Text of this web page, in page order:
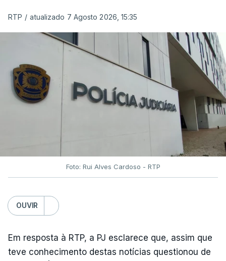
RTP / atualizado 7 Agosto 2026, 15:35
Foto: Rui Alves Cardoso - RTP
OUVIR
Em resposta à RTP, a PJ esclarece que, assim que
teve conhecimento destas notícias questionou de